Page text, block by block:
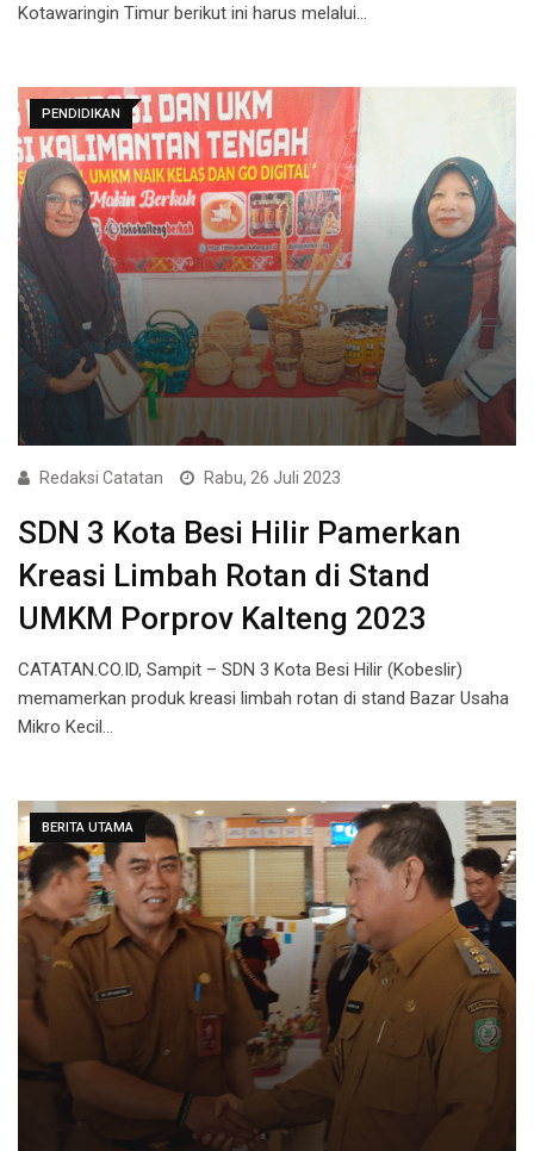
Kotawaringin Timur berikut ini harus melalui…
PENDIDIKAN
Redaksi Catatan Rabu, 26 Juli 2023
SDN 3 Kota Besi Hilir Pamerkan
Kreasi Limbah Rotan di Stand
UMKM Porprov Kalteng 2023
CATATAN.CO.ID, Sampit – SDN 3 Kota Besi Hilir (Kobeslir)
memamerkan produk kreasi limbah rotan di stand Bazar Usaha
Mikro Kecil…
BERITA UTAMA